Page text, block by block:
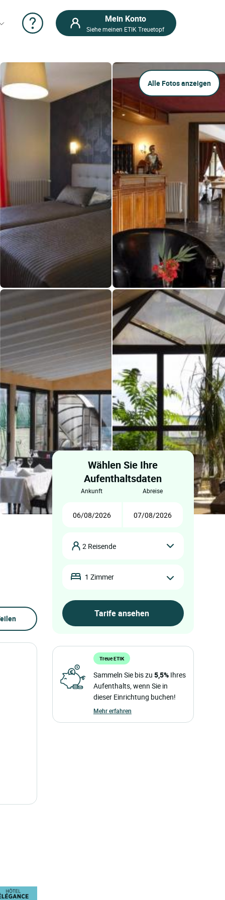
Mein Konto
Siehe meinen ETIK Treuetopf
Alle Fotos anzeigen
Wählen Sie Ihre
Aufenthaltsdaten
ankunft abreise
2 Reisende
1 Zimmer
Treue ETIK
Sammeln Sie bis zu 5,5%Ihres
Aufenthalts, wenn Sie in
dieser Einrichtung buchen!
Mehr erfahren